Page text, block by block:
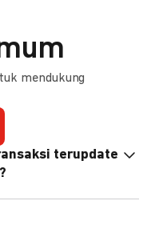
mendukung
terupdate